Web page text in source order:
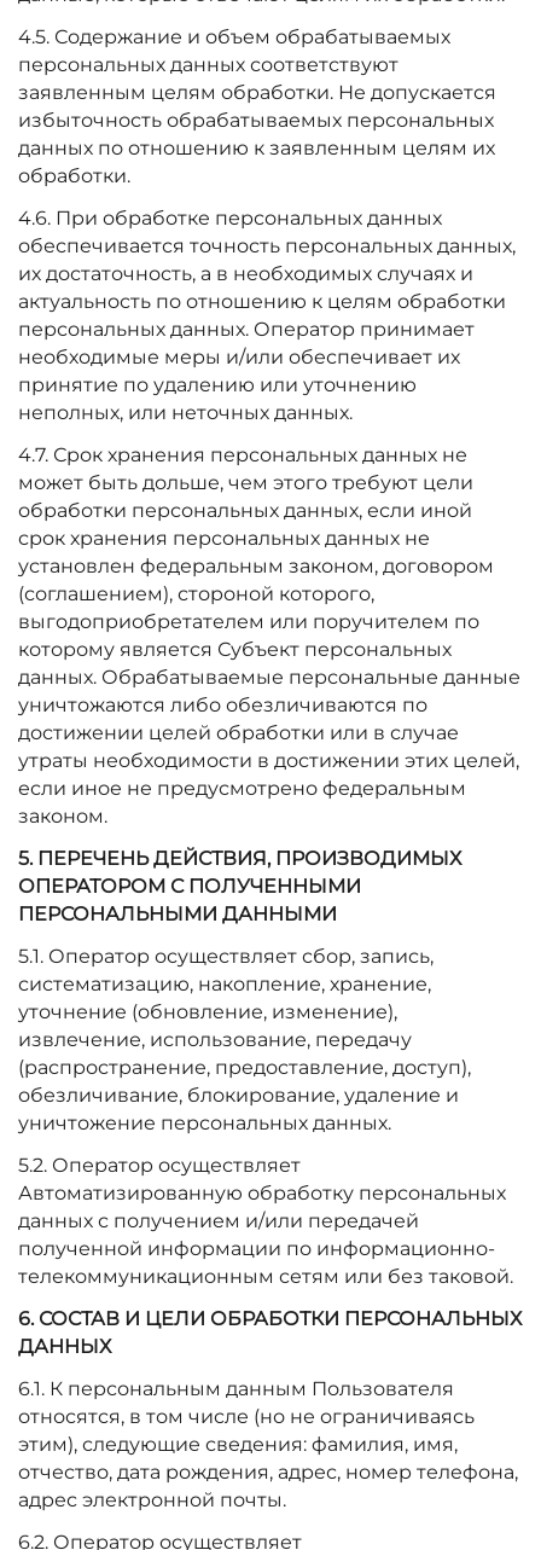
4.5. Содержание и объем обрабатываемых
персональных данных соответствуют
заявленным целям обработки. Не допускается
избыточность обрабатываемых персональных
данных по отношению к заявленным целям их
обработки.
4.6. При обработке персональных данных
обеспечивается точность персональных данных,
их достаточность, а в необходимых случаях и
актуальность по отношению к целям обработки
персональных данных. Оператор принимает
необходимые меры и/или обеспечивает их
принятие по удалению или уточнению
неполных, или неточных данных.
4.7. Срок хранения персональных данных не
может быть дольше, чем этого требуют цели
обработки персональных данных, если иной
срок хранения персональных данных не
установлен федеральным законом, договором
(соглашением), стороной которого,
выгодоприобретателем или поручителем по
которому является Субъект персональных
данных. Обрабатываемые персональные данные
уничтожаются либо обезличиваются по
достижении целей обработки или в случае
утраты необходимости в достижении этих целей,
если иное не предусмотрено федеральным
законом.
5. ПЕРЕЧЕНЬ ДЕЙСТВИЯ, ПРОИЗВОДИМЫХ
ОПЕРАТОРОМ С ПОЛУЧЕННЫМИ
ПЕРСОНАЛЬНЫМИ ДАННЫМИ
5.1. Оператор осуществляет сбор, запись,
систематизацию, накопление, хранение,
уточнение (обновление, изменение),
извлечение, использование, передачу
(распространение, предоставление, доступ),
обезличивание, блокирование, удаление и
уничтожение персональных данных.
5.2. Оператор осуществляет
Автоматизированную обработку персональных
данных с получением и/или передачей
полученной информации по информационно-
телекоммуникационным сетям или без таковой.
6. СОСТАВ И ЦЕЛИ ОБРАБОТКИ ПЕРСОНАЛЬНЫХ
ДАННЫХ
6.1. К персональным данным Пользователя
относятся, в том числе (но не ограничиваясь
этим), следующие сведения: фамилия, имя,
отчество, дата рождения, адрес, номер телефона,
адрес электронной почты.
6.2. Оператор осуществляет